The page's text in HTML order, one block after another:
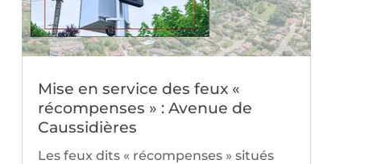
Mise en service des feux «
récompenses » : Avenue de
Caussidières
Les feux dits « récompenses » situés